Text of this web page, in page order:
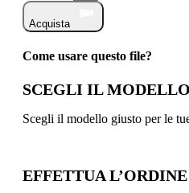
Acquista
Come usare questo file?
SCEGLI IL
Scegli il modello giusto per le
EFFETTUA L’ORDINE